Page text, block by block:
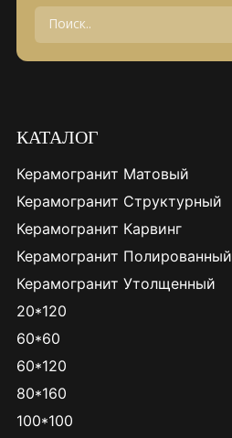
КАТАЛОГ
Керамогранит Матовый
Керамогранит Структурный
Керамогранит Карвинг
Керамогранит Полированный
Керамогранит Утолщенный
20*120
60*60
60*120
80*160
100*100